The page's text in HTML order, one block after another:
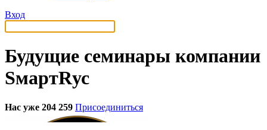
Вход
Будущие семинары компании
SмартRус
Нас уже 204 259 Присоединиться